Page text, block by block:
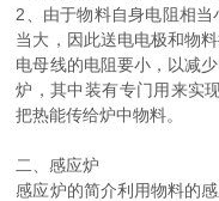
2、由于物料自身电阻相
当大，因此送电电极和物
电母线的电阻要小，以减
炉，其中装有专门用来实
把热能传给炉中物料。
二、感应炉
感应炉的简介利用物料的